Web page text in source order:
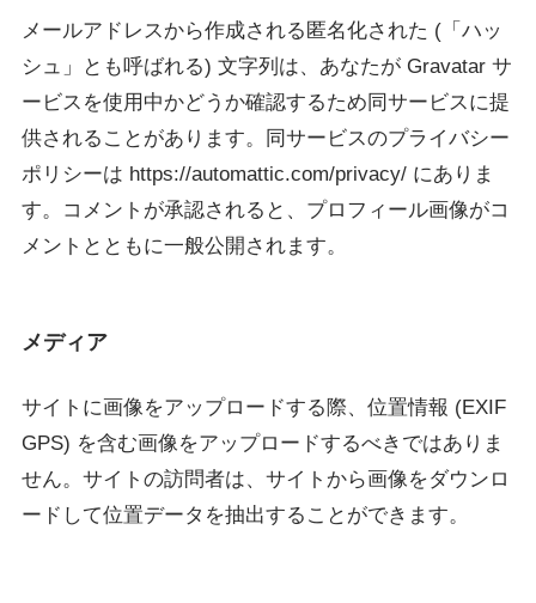
メールアドレスから作成される匿名化された (「ハッ
シュ」とも呼ばれる) 文字列は、あなたが Gravatar サ
ービスを使用中かどうか確認するため同サービスに提
供されることがあります。同サービスのプライバシー
ポリシーは https://automattic.com/privacy/ にありま
す。コメントが承認されると、プロフィール画像がコ
メントとともに一般公開されます。
メディア
サイトに画像をアップロードする際、位置情報 (EXIF
GPS) を含む画像をアップロードするべきではありま
せん。サイトの訪問者は、サイトから画像をダウンロ
ードして位置データを抽出することができます。